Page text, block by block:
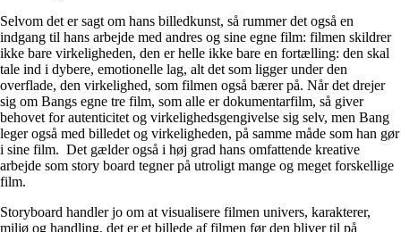
Selvom det er sagt om hans billedkunst, så rummer det også en
indgang til hans arbejde med andres og sine egne film: filmen skildrer
ikke bare virkeligheden, den er helle ikke bare en fortælling: den skal
tale ind i dybere, emotionelle lag, alt det som ligger under den
overflade, den virkelighed, som filmen også bærer på. Når det drejer
sig om Bangs egne tre film, som alle er dokumentarfilm, så giver
behovet for autenticitet og virkelighedsgengivelse sig selv, men Bang
leger også med billedet og virkeligheden, på samme måde som han gør
i sine film. Det gælder også i høj grad hans omfattende kreative
arbejde som story board tegner på utroligt mange og meget forskellige
film.
Storyboard handler jo om at visualisere filmen univers, karakterer,
miljø og handling, det er et billede af filmen før den bliver til på